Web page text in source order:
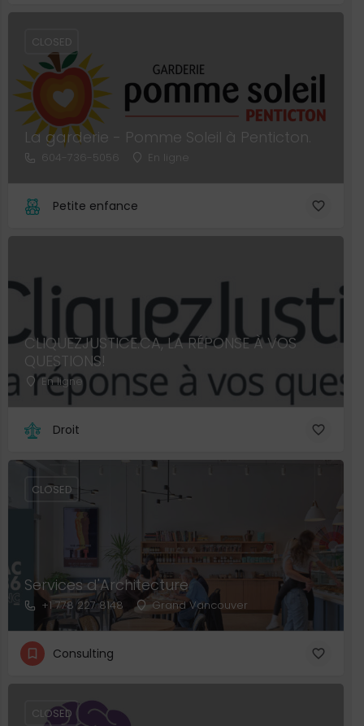
La garderie - Pomme Soleil à Penticton.
604-736-5056 En ligne
CLOSED
Petite enfance
CLIQUEZJUSTICE.CA, LA RÉPONSE À VOS
QUESTIONS!
En ligne
Droit
Services d'Architecture
+1 778 227 8148 Grand Vancouver
CLOSED
Consulting
CLOSED